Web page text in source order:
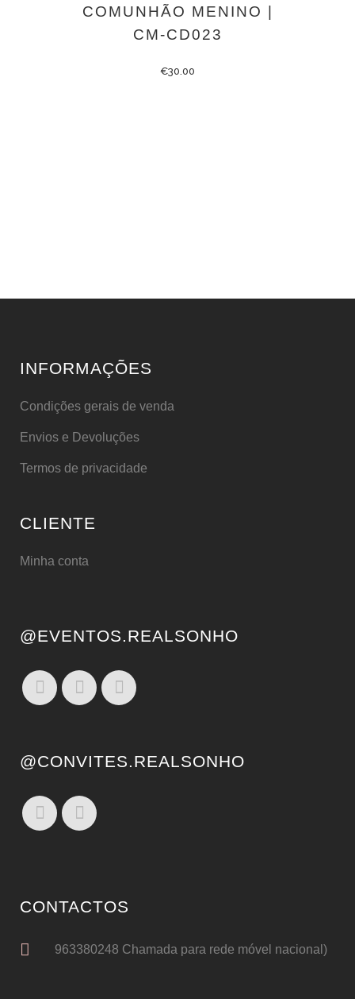
COMUNHÃO MENINO |
CM-CD023
€30.00
INFORMAÇÕES
Condições gerais de venda
Envios e Devoluções
Termos de privacidade
CLIENTE
Minha conta
@EVENTOS.REALSONHO
@CONVITES.REALSONHO
CONTACTOS
963380248 Chamada para rede móvel nacional)